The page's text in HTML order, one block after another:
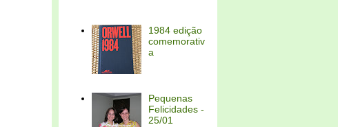
1984 edição
comemorativ
a
Pequenas
Felicidades -
25/01